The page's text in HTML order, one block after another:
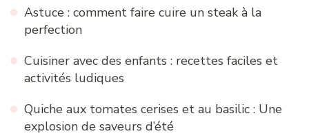
Astuce : comment faire cuire un steak à la
perfection
Cuisiner avec des enfants : recettes faciles et
activités ludiques
Quiche aux tomates cerises et au basilic : Une
explosion de saveurs d’été